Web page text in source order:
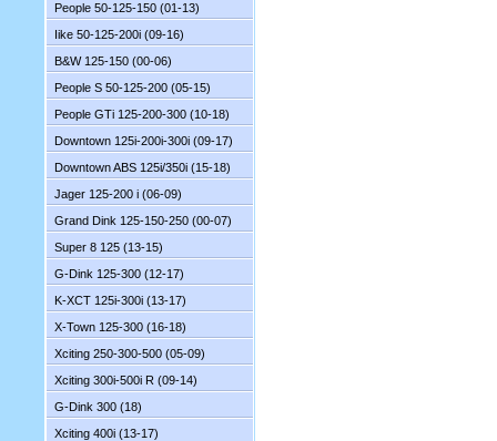
People 50-125-150 (01-13)
Iike 50-125-200i (09-16)
B&W 125-150 (00-06)
People S 50-125-200 (05-15)
People GTi 125-200-300 (10-18)
Downtown 125i-200i-300i (09-17)
Downtown ABS 125i/350i (15-18)
Jager 125-200 i (06-09)
Grand Dink 125-150-250 (00-07)
Super 8 125 (13-15)
G-Dink 125-300 (12-17)
K-XCT 125i-300i (13-17)
X-Town 125-300 (16-18)
Xciting 250-300-500 (05-09)
Xciting 300i-500i R (09-14)
G-Dink 300 (18)
Xciting 400i (13-17)